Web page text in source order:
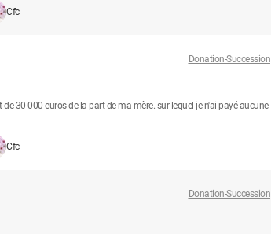
Cfc
Donation-Succession
30 000 euros de la part de ma mère. sur lequel je n'ai payé aucune
Cfc
Donation-Succession